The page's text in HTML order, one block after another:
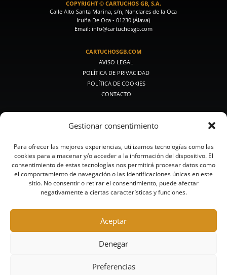
Gestionar consentimiento
Para ofrecer las mejores experiencias, utilizamos tecnologías como las
cookies para almacenar y/o acceder a la información del dispositivo. El
consentimiento de estas tecnologías nos permitirá procesar datos como
el comportamiento de navegación o las identificaciones únicas en este
sitio. No consentir o retirar el consentimiento, puede afectar
negativamente a ciertas características y funciones.
Aceptar
Denegar
Preferencias
COPYRIGHT © CARTUCHOS GB, S.A.
Calle Alto Santa Marina, s/n, Nanclares de la Oca
Iruña De Oca - 01230 (Álava)
Email: info@cartuchosgb.com
CARTUCHOSGB.COM
AVISO LEGAL
POLÍTICA DE PRIVACIDAD
POLÍTICA DE COOKIES
CONTACTO
PREMIUM CAZA
CAZA CLÁSICA
CALIBRES PEQUEÑOS
BALAS Y POSTAS
CAZA ACERO
CAZA SIN PLOMO
RECORRIDOS DE CAZA Y COMPACK
ALTA COMPETICIÓN
ACERO